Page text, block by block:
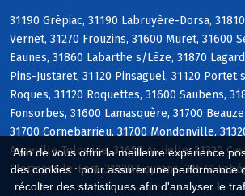
Afin de vous offrir la meilleure expérience
des cookies : pour assurer une performance
récolter des statistiques afin d'analyser le
31190 Grépiac, 31190 Labruyère-Dorsa,
Vernet, 31270 Frouzins, 31600 Muret, 31600
Eaunes, 31860 Labarthe s/Lèze, 31870
Pins-Justaret, 31120 Pinsaguel, 31120 Portet
Roques, 31120 Roquettes, 31600 Saubens,
Fonsorbes, 31600 Lamasquère, 31700
31700 Cornebarrieu, 31700 Mondonville,
Auzeville-Tolosane, 31650 Auzielle, 31320
Clermont-le-Fort, 31120 Goyrans, 31670